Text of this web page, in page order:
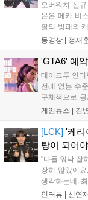
오버워치 신
몬은 메카 비
팔의 방패와
참격 형태의
산의 영웅들
동영상 | 정재
'GTA6' 예
테이크투 인
전례 없는 수
구체적으로
11월 19일
상 'Grand
이다....
게임뉴스 | 김
[LCK] '케리
탕이 되어
"다들 워낙 잘
장히 많았어
생각하는데,
를 추구하다
인터뷰 | 신연재